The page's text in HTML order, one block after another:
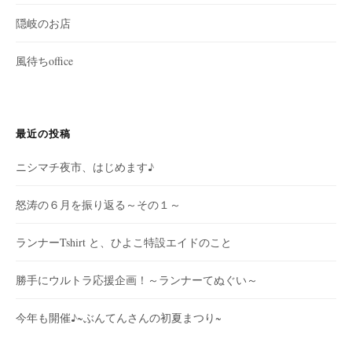
隠岐のお店
風待ちoffice
最近の投稿
ニシマチ夜市、はじめます♪
怒涛の６月を振り返る～その１～
ランナーTshirt と、ひよこ特設エイドのこと
勝手にウルトラ応援企画！～ランナーてぬぐい～
今年も開催♪~ぶんてんさんの初夏まつり~